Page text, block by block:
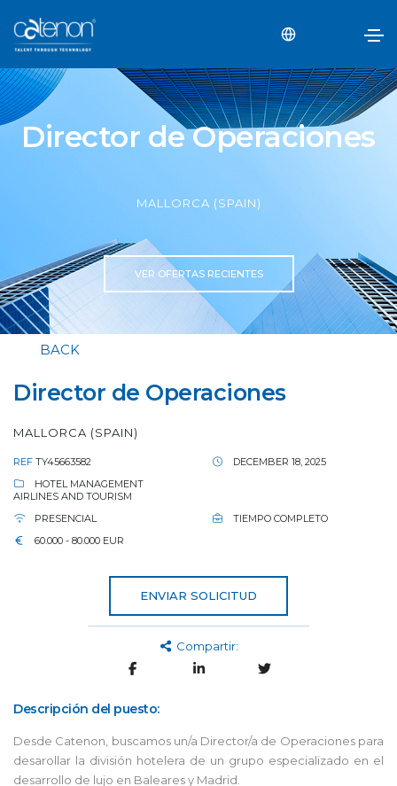
Director de Operaciones
MALLORCA (SPAIN)
VER OFERTAS RECIENTES
BACK
Director de Operaciones
MALLORCA (SPAIN)
REF TY45663582
DECEMBER 18, 2025
HOTEL MANAGEMENT
AIRLINES AND TOURISM
PRESENCIAL
TIEMPO COMPLETO
60.000 - 80.000 EUR
ENVIAR SOLICITUD
Compartir:
Descripción del puesto:
Desde Catenon, buscamos un/a Director/a de Operaciones para
desarollar la división hotelera de un grupo especializado en el
desarrollo de lujo en Baleares y Madrid.